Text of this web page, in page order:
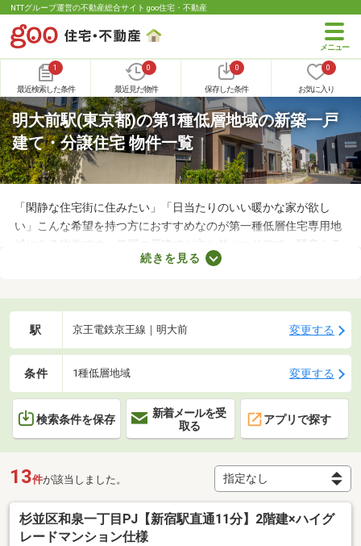
NTTグループ運営の不動産総合サイト goo住宅・不動産
1
最近検索した条件
0
最近見た物件
0
保存した条件
0
お気に入り
明大前駅(東京都)の第1種低層地域の新築一戸
建て・分譲住宅 物件一覧
「閑静な住宅街に住みたい」「日当たりのいい暖かな家が欲し
い」こんな希望を持つ方におすすめなのが第一種低層住宅専用地
域にある物件です。低層の戸建てが立ち並ぶエリアで、騒音トラ
ブルが少ない・住みやすい・高層の建物によって日光が遮断され
住居専用地域の新築一戸建てを紹介します。
続きを見る
駅 京王電鉄京王線｜明大前 変更する
条件 1種低層地域 変更する
検索条件を保存
新着メールを受
取る
アプリで探す
13件が該当しました。
杉並区和泉一丁目PJ【新宿駅直通11分】2階建×ハイグ
レードマンション仕様